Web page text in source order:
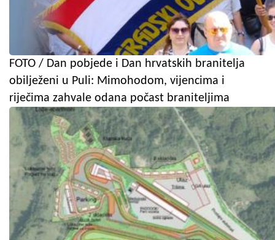
FOTO / Dan pobjede i Dan hrvatskih branitelja
obilježeni u Puli: Mimohodom, vijencima i
riječima zahvale odana počast braniteljima